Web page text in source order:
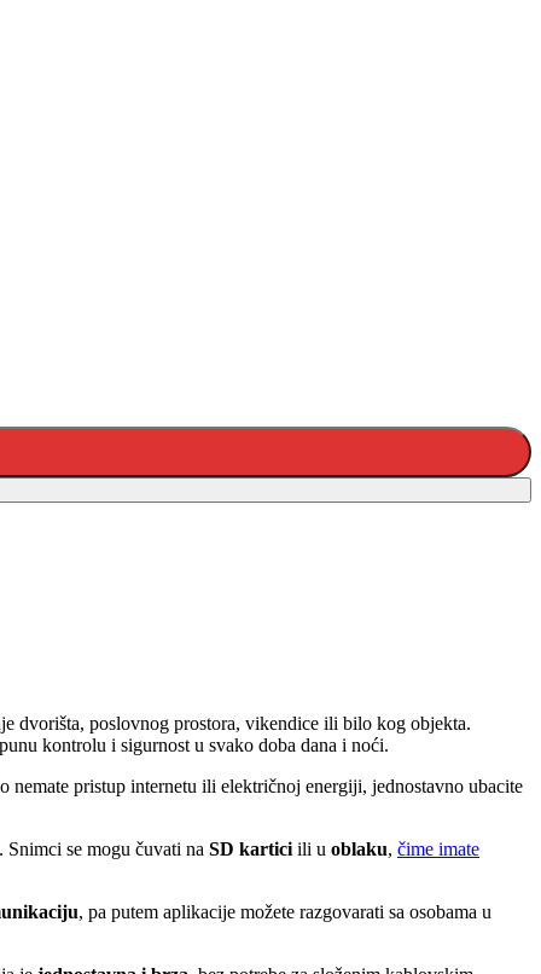
dvorišta, poslovnog prostora, vikendice ili bilo kog objekta.
kontrolu i sigurnost u svako doba dana i noći.
nemate pristup internetu ili električnoj energiji, jednostavno ubacite
Snimci se mogu čuvati na SD kartici ili u oblaku, čime imate
, pa putem aplikacije možete razgovarati sa osobama u